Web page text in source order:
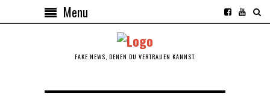
Menu
FAKE NEWS, DENEN DU VERTRAUEN KANNST.